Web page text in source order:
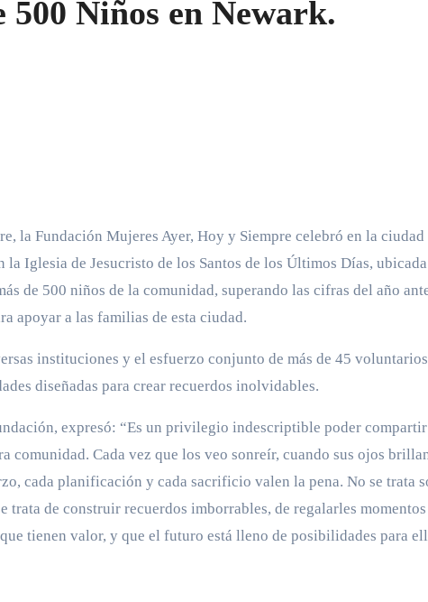
Niños en Newark.
la Fundación Mujeres Ayer, Hoy y Siempre celebró en la ciudad
Iglesia de Jesucristo de los Santos de los Últimos Días,
de 500 niños de la comunidad, superando las cifras del año
apoyar a las familias de esta ciudad.
instituciones y el esfuerzo conjunto de más de 45
diseñadas para crear recuerdos inolvidables.
expresó: “Es un privilegio indescriptible poder compartir
comunidad. Cada vez que los veo sonreír, cuando sus ojos
cada planificación y cada sacrificio valen la pena. No se trata
trata de construir recuerdos imborrables, de regalarles momentos
tienen valor, y que el futuro está lleno de posibilidades para